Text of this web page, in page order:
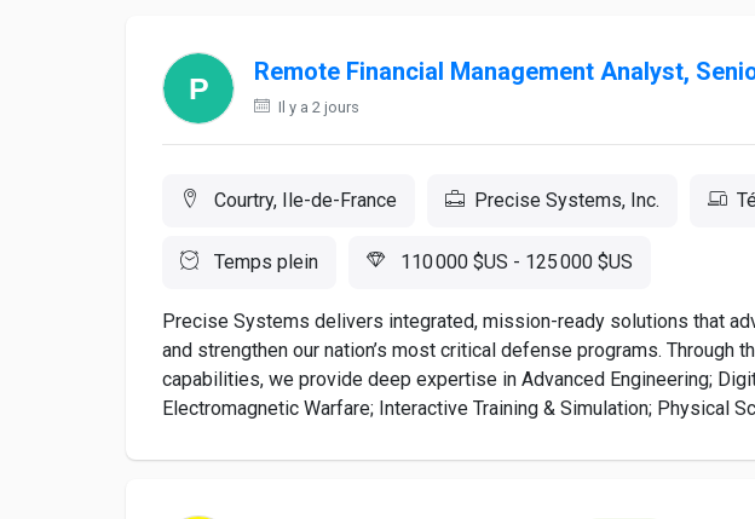
Remote Financial Management Analyst,
Il y a 2 jours
Courtry, Ile-de-France Precise Systems, Inc.
Temps plein 110 000 $US - 125 000 $US
Precise Systems delivers integrated, mission-ready solutions that
and strengthen our nation’s most critical defense programs. Through
capabilities, we provide deep expertise in Advanced Engineering;
Electromagnetic Warfare; Interactive Training & Simulation; Physical